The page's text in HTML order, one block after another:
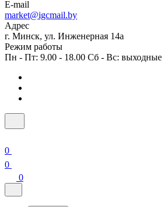
E-mail
market@igcmail.by
Адрес
г. Минск, ул. Инженерная 14а
Режим работы
Пн - Пт: 9.00 - 18.00 Сб - Вс: выходные
0
0
0